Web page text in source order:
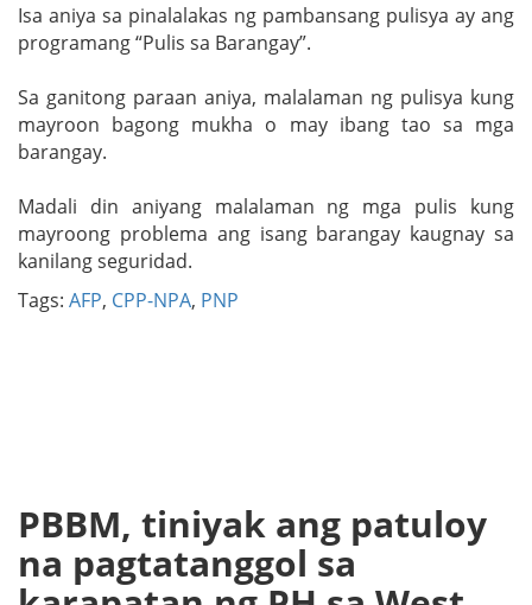
Isa aniya sa pinalalakas ng pambansang pulisya ay ang
programang “Pulis sa Barangay”.
Sa ganitong paraan aniya, malalaman ng pulisya kung
mayroon bagong mukha o may ibang tao sa mga
barangay.
Madali din aniyang malalaman ng mga pulis kung
mayroong problema ang isang barangay kaugnay sa
kanilang seguridad.
Tags: AFP, CPP-NPA, PNP
PBBM, tiniyak ang patuloy
na pagtatanggol sa